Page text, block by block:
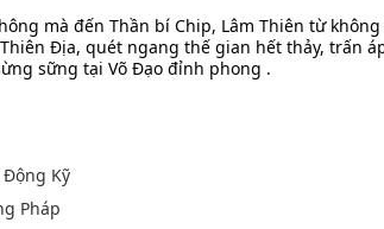
mà đến Thần bí Chip, Lâm Thiên từ
Địa, quét ngang thế gian hết thảy, trấn
sững tại Võ Đạo đỉnh phong .
Động Kỹ
Pháp